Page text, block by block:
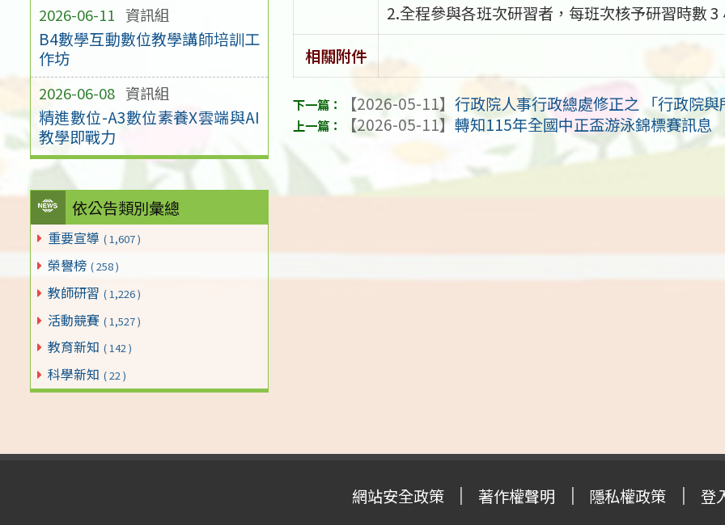
2026-06-11 資訊組
B4數學互動數位教學講師培訓工
作坊
2026-06-08 資訊組
精進數位-A3數位素養X雲端與AI
教學即戰力
依公告類別彙總
重要宣導 ( 1,607 )
榮譽榜 ( 258 )
教師研習 ( 1,226 )
活動競賽 ( 1,527 )
教育新知 ( 142 )
科學新知 ( 22 )
2.全程參與各班次研習者，每班次核予研習時數 3
相關附件
【2026-05-11】行政院人事行政總處修正之 「行政院
【2026-05-11】轉知115年全國中正盃游泳錦標賽訊息
網站安全政策 著作權聲明 隱私權政策 登